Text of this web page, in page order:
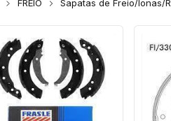
FREIO Sapatas de Freio/lonas/